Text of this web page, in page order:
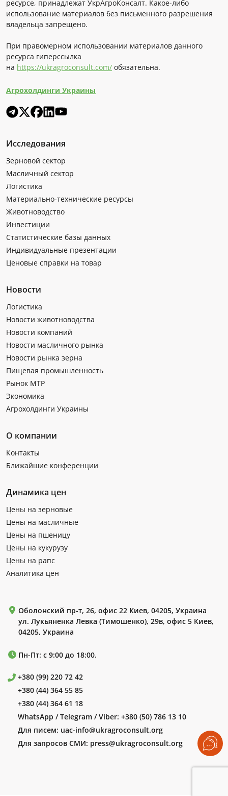
ресурсе, принадлежат УкрАгроКонсалт. Какое-либо
использование материалов без письменного разрешения
владельца запрещено.
При правомерном использовании материалов данного
ресурса гиперссылка
на https://ukragroconsult.com/ обязательна.
Агрохолдинги Украины
Исследования
Зерновой сектор
Масличный сектор
Логистика
Материально-технические ресурсы
Животноводство
Инвестиции
Статистические базы данных
Индивидуальные презентации
Ценовые справки на товар
Новости
Логистика
Новости животноводства
Новости компаний
Новости масличного рынка
Новости рынка зерна
Пищевая промышленность
Рынок МТР
Экономика
Агрохолдинги Украины
О компании
Контакты
Ближайшие конференции
Динамика цен
Цены на зерновые
Цены на масличные
Цены на пшеницу
Цены на кукурузу
Цены на рапс
Аналитика цен
Оболонский пр-т, 26, офис 22 Киев, 04205, Украина
ул. Лукьяненка Левка (Тимошенко), 29в, офис 5 Киев,
04205, Украина
Пн-Пт: с 9:00 до 18:00.
+380 (99) 220 72 42
+380 (44) 364 55 85
+380 (44) 364 61 18
WhatsApp / Telegram / Viber: +380 (50) 786 13 10
Для писем: uac-info@ukragroconsult.org
Для запросов СМИ: press@ukragroconsult.org